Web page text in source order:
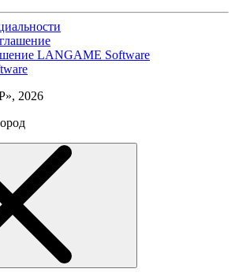
LANGAME Software
2026